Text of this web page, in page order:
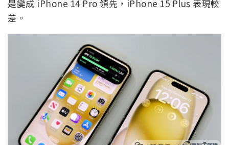
是變成 iPhone 14 Pro 領先，iPhone 15 Plus 表現較
差。